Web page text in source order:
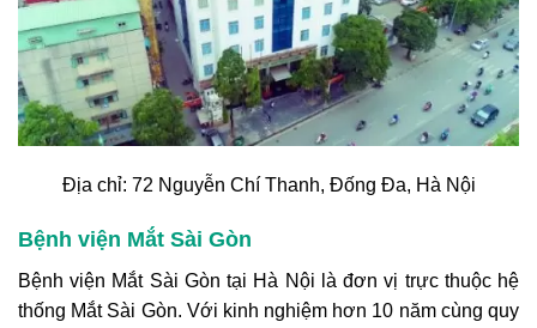
Địa chỉ: 72 Nguyễn Chí Thanh, Đống Đa, Hà Nội
Bệnh viện Mắt Sài Gòn
Bệnh viện Mắt Sài Gòn tại Hà Nội là đơn vị trực thuộc hệ
thống Mắt Sài Gòn. Với kinh nghiệm hơn 10 năm cùng quy